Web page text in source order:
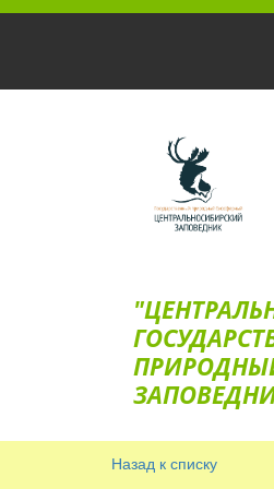
Назад к списку